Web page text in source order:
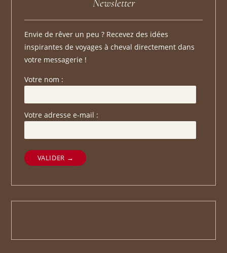
Envie de rêver un peu ? Recevez des idées
inspirantes de voyages à cheval directement dans
votre messagerie !
Votre nom :
Votre adresse e-mail :
VALIDER →